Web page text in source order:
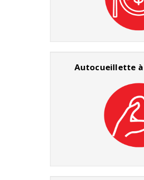
Autocueillette